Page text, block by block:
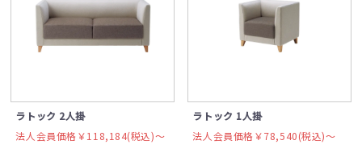
ラトック 2人掛
法人会員価格￥118,184(税込)〜
ラトック 1人掛
法人会員価格￥78,540(税込)〜